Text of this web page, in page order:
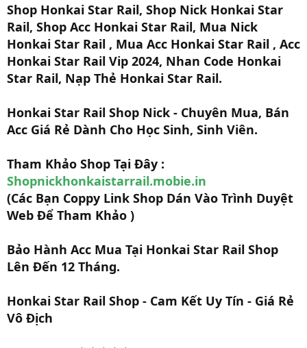
Shop Honkai Star Rail, Shop Nick Honkai Star
Rail, Shop Acc Honkai Star Rail, Mua Nick
Honkai Star Rail , Mua Acc Honkai Star Rail , Acc
Honkai Star Rail Vip 2024, Nhan Code Honkai
Star Rail, Nạp Thẻ Honkai Star Rail.
Honkai Star Rail Shop Nick - Chuyên Mua, Bán
Acc Giá Rẻ Dành Cho Học Sinh, Sinh Viên.
Tham Khảo Shop Tại Đây :
Shopnickhonkaistarrail.mobie.in
(Các Bạn Coppy Link Shop Dán Vào Trình Duyệt
Web Để Tham Khảo )
Bảo Hành Acc Mua Tại Honkai Star Rail Shop
Lên Đến 12 Tháng.
Honkai Star Rail Shop - Cam Kết Uy Tín - Giá Rẻ
Vô Địch